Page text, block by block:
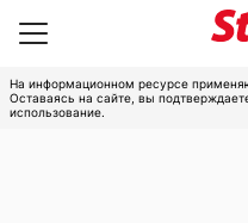
На информационном ресурсе
Оставаясь на сайте, вы
использование.